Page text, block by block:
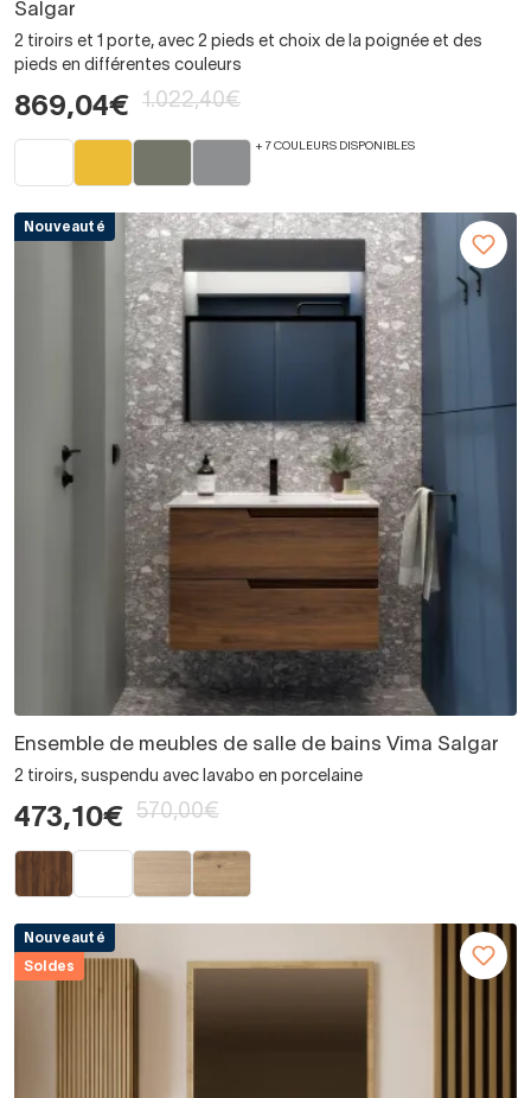
Salgar
2 tiroirs et 1 porte, avec 2 pieds et choix de la poignée et des
pieds en différentes couleurs
869,04€ 1.022,40€
+ 7 COULEURS DISPONIBLES
Nouveauté
Ensemble de meubles de salle de bains Vima Salgar
2 tiroirs, suspendu avec lavabo en porcelaine
473,10€ 570,00€
Nouveauté
Soldes